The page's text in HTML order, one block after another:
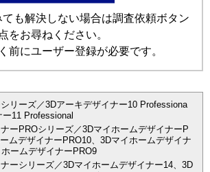
も解決しない場合は調査依頼ボタン
をお尋ねください。
前にユーザー登録が必要です。
リーズ／3Dアーキデザイナー10 Professiona
ー11 Professional
ーPROシリーズ／3DマイホームデザイナーP
ムデザイナーPRO10、3Dマイホームデザイナ
ームデザイナーPRO9
ーシリーズ／3Dマイホームデザイナー14、3D